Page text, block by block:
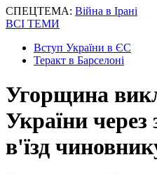
СПЕЦТЕМА: Війна в Ірані
ВСІ ТЕМИ
Вступ України в ЄС
Теракт в Барселоні
Угорщина
України через
в'їзд